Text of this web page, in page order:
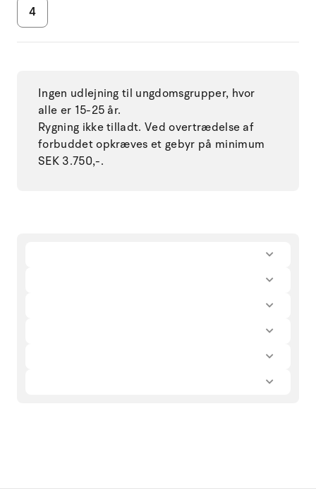
4
Ingen udlejning til ungdomsgrupper, hvor
alle er 15-25 år.
Rygning ikke tilladt. Ved overtrædelse af
forbuddet opkræves et gebyr på minimum
SEK 3.750,-.